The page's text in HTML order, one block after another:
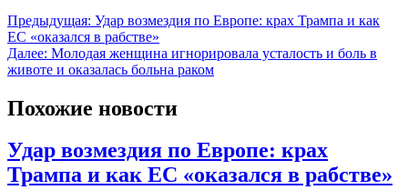
Предыдущая: Удар возмездия по Европе: крах Трампа и как
ЕС «оказался в рабстве»
Далее: Молодая женщина игнорировала усталость и боль в
животе и оказалась больна раком
Похожие новости
Удар возмездия по Европе: крах
Трампа и как ЕС «оказался в рабстве»